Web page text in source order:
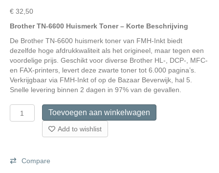
€ 32,50
Brother TN-6600 Huismerk Toner – Korte Beschrijving
De Brother TN-6600 huismerk toner van FMH-Inkt biedt
dezelfde hoge afdrukkwaliteit als het origineel, maar tegen een
voordelige prijs. Geschikt voor diverse Brother HL-, DCP-, MFC-
en FAX-printers, levert deze zwarte toner tot 6.000 pagina’s.
Verkrijgbaar via FMH-Inkt of op de Bazaar Beverwijk, hal 5.
Snelle levering binnen 2 dagen in 97% van de gevallen.
Brother
TN-
aantal
Toevoegen aan winkelwagen
Add to wishlist
Compare